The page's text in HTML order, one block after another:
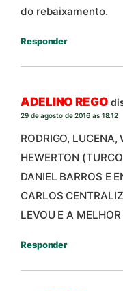
do rebaixamento.
Responder
ADELINO REGO
29 de agosto de 2016 às 18:12
RODRIGO, LUCENA,
HEWERTON
DANIEL BARROS E
CARLOS
LEVOU E A
Responder